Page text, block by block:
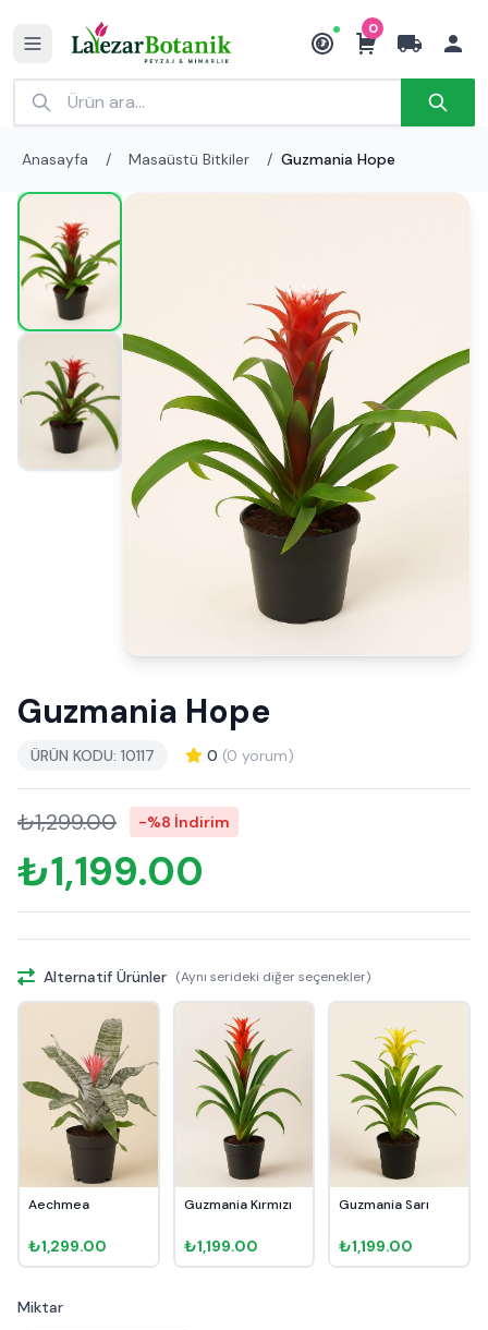
₺
0
Anasayfa / Masaüstü Bitkiler / Guzmania Hope
Guzmania Hope
ÜRÜN KODU: 10117 0 (0 yorum)
₺1,299.00 -%8 İndirim
₺1,199.00
Alternatif Ürünler (Aynı serideki diğer seçenekler)
Aechmea
₺1,299.00
Guzmania Kırmızı
₺1,199.00
Guzmania Sarı
₺1,199.00
Miktar